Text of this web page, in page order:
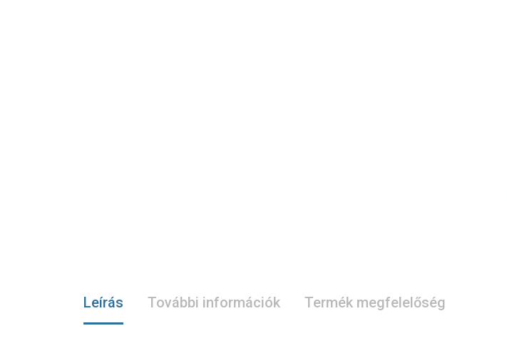
Leírás További információk Termék megfelelőség